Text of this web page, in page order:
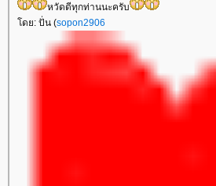
หวัดดีทุกท่านนะครับ
ดย: ปั่น (sopon2906